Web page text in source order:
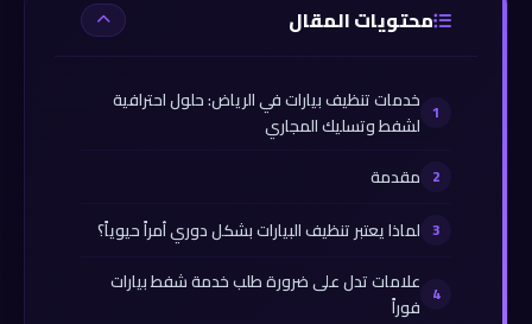
محتويات المقال
خدمات تنظيف بيارات في الرياض: حلول احترافية
لشفط وتسليك المجاري
مقدمة
لماذا يعتبر تنظيف البيارات بشكل دوري أمراً حيوياً؟
علامات تدل على ضرورة طلب خدمة شفط بيارات
فوراً